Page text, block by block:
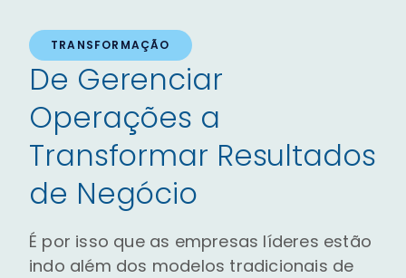
TRANSFORMAÇÃO
De Gerenciar
Operações a
Transformar Resultados
de Negócio
É por isso que as empresas líderes estão
indo além dos modelos tradicionais de